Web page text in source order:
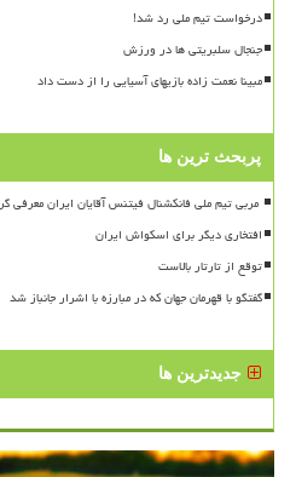
درخواست تیم ملی رد شد!
جنجال سلبریتی ها در ورزش
مبینا نعمت زاده بازیهای آسیایی را از دست داد
پربحث ترین ها
افتخاری دیگر برای اسکواش ایران
توقع از تارتار بالاست
گفتگو با قهرمان جهان که در مبارزه با اشرار جانباز شد
جدیدترین ها